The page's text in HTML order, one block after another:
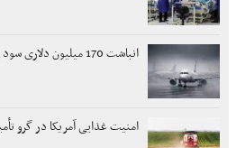
انباشت 170 میلیون دلاری سود و جریمه دیرکرد ایران‌ایر
امنیت غذایی آمریکا در گرو